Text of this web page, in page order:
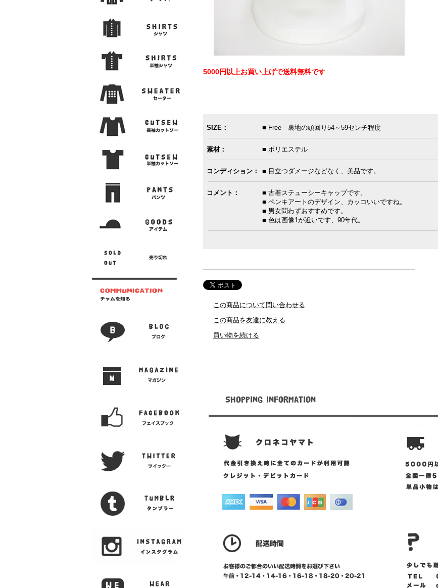
5000円以上お買い上げで送料無料です
SIZE： ■ Free 裏地の頭回り54～59センチ程度
素材： ■ ポリエステル
コンディション： ■ 目立つダメージなどなく、美品です。
コメント：
■ 古着ステューシーキャップです。
■ ペンキアートのデザイン、カッコいいですね。
■ 男女問わずおすすめです。
■ 色は画像1が近いです、90年代。
この商品について問い合わせる
この商品を友達に教える
買い物を続ける